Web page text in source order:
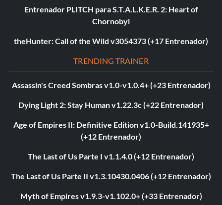
Entrenador PLITCH para S.T.A.L.K.E.R. 2: Heart of
Chornobyl
theHunter: Call of the Wild v3054373 (+17 Entrenador)
TRENDING TRAINER
Assassin's Creed Sombras v1.0-v1.0.4+ (+23 Entrenador)
Dying Light 2: Stay Human v1.22.3c (+22 Entrenador)
Age of Empires II: Definitive Edition v1.0-Build.141935+
(+12 Entrenador)
The Last of Us Parte I v1.1.4.0 (+12 Entrenador)
The Last of Us Parte II v1.3.10430.0406 (+12 Entrenador)
Myth of Empires v1.9.3-v1.102.0+ (+33 Entrenador)